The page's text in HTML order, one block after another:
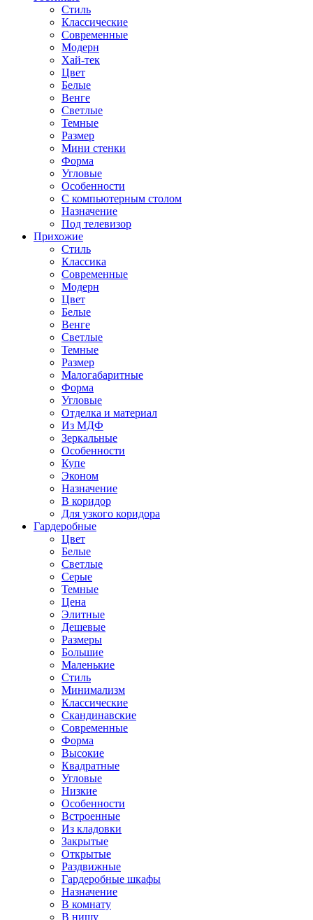
Стиль
Классические
Современные
Модерн
Хай-тек
Цвет
Белые
Венге
Светлые
Темные
Размер
Мини стенки
Форма
Угловые
Особенности
С компьютерным столом
Назначение
Под телевизор
Прихожие
Стиль
Классика
Современные
Модерн
Цвет
Белые
Венге
Светлые
Темные
Размер
Малогабаритные
Форма
Угловые
Отделка и материал
Из МДФ
Зеркальные
Особенности
Купе
Эконом
Назначение
В коридор
Для узкого коридора
Гардеробные
Цвет
Белые
Светлые
Серые
Темные
Цена
Элитные
Дешевые
Размеры
Большие
Маленькие
Стиль
Минимализм
Классические
Скандинавские
Современные
Форма
Высокие
Квадратные
Угловые
Низкие
Особенности
Встроенные
Из кладовки
Закрытые
Открытые
Раздвижные
Гардеробные шкафы
Назначение
В комнату
В нишу